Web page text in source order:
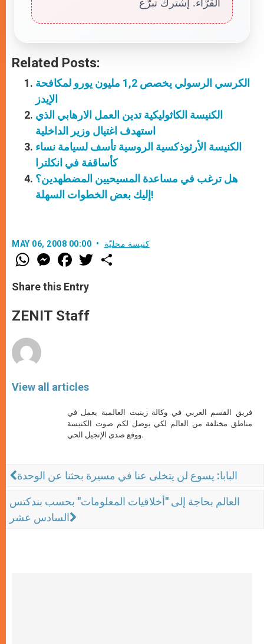
Related Posts:
الكرسي الرسولي يخصص 1,2 مليون يورو لمكافحة
الإيدز
الكنيسة الكاثوليكية تدين العمل الارهابي الذي
استهدف اغتيال وزير الداخلية
الكنيسة الأرثوذكسية الروسية تأسف لسيامة نساء
كأساقفة في انكلترا
هل ترغب في مساعدة المسيحيين المضطهدين؟
إليك بعض الخطوات السهلة!
MAY 06, 2008 00:00 كنيسة محليّة
W
h
t
s
p
p
M
e
s
e
g
e
F
a
e
b
o
k
w
Share this Entry
ZENIT Staff
View all articles
فريق القسم العربي في وكالة زينيت العالمية يعمل في
مناطق مختلفة من العالم لكي يوصل لكم صوت الكنيسة
ووقع صدى الإنجيل الحي.
البابا: يسوع لن يتخلى عنا في مسيرة بحثنا عن الوحدة
العالم بحاجة إلى "أخلاقيات المعلومات" بحسب بندكتس
السادس عشر